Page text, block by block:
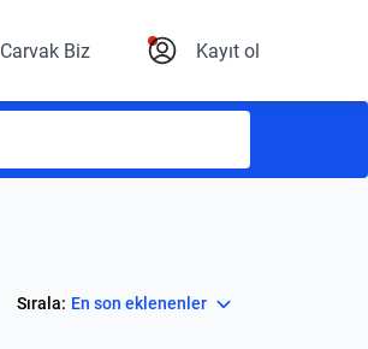
Carvak Biz Kayıt ol
Sırala: En son eklenenler